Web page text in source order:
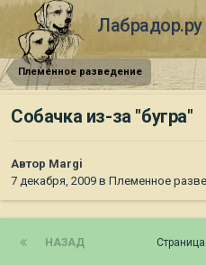
Лабрадор.ру
Племенное разведение
Собачка из-за "бугра"
Автор Margi
7 декабря, 2009 в Племенное
НАЗАД